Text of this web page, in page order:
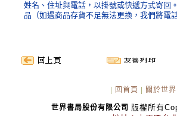
姓名、住址與電話，以掛號或快遞方式寄回
品（如遇商品存貨不足無法更換，我們將電
回首頁 關於世界
世界書局股份有限公司 版權所有